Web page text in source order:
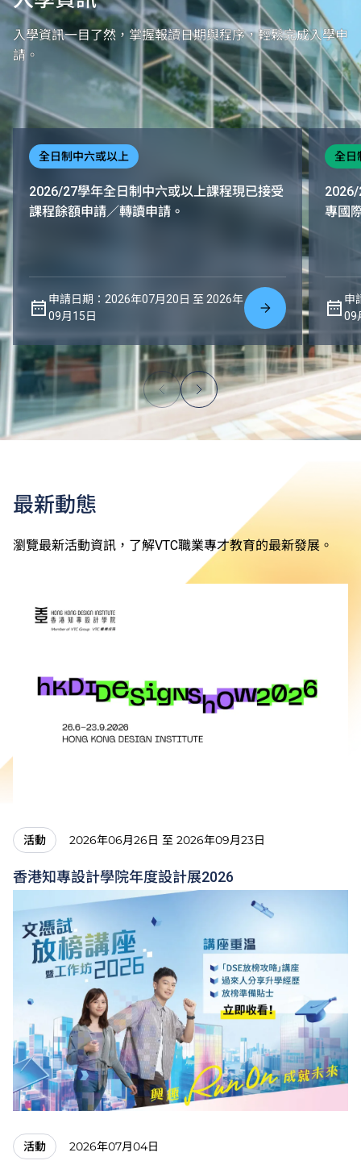
入學資訊一目了然，掌握報讀日期與程序，輕鬆完成入學申
請。
全日制中六或以上
2026/27學年全日制中六或以上課程現已接受
課程餘額申請／轉讀申請。
申請日期：2026年07月20日 至 2026年
09月15日
全日
2026/
專國
申
09
最新動態
瀏覽最新活動資訊，了解VTC職業專才教育的最新發展。
活動 2026年06月26日 至 2026年09月23日
香港知專設計學院年度設計展2026
活動 2026年07月04日